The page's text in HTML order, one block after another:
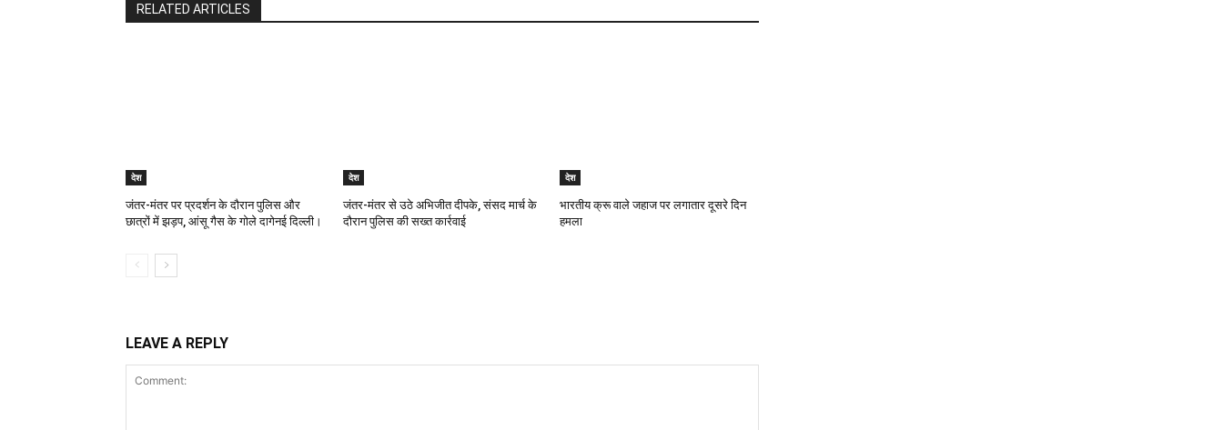
RELATED ARTICLES
देश
जंतर-मंतर पर प्रदर्शन के दौरान पुलिस और
छात्रों में झड़प, आंसू गैस के गोले दागेनई दिल्ली।
देश
जंतर-मंतर से उठे अभिजीत दीपके, संसद मार्च के
दौरान पुलिस की सख्त कार्रवाई
देश
भारतीय क्रू वाले जहाज पर लगातार दूसरे दिन
हमला
LEAVE A REPLY